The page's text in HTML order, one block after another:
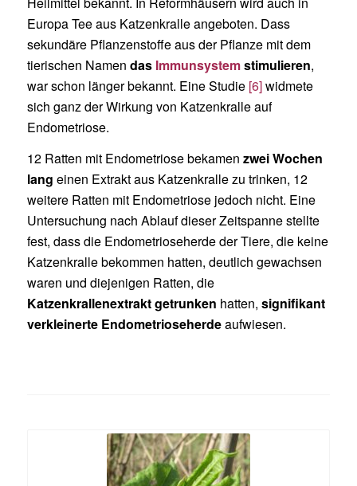
Europa Tee aus Katzenkralle angeboten. Dass
sekundäre Pflanzenstoffe aus der Pflanze mit dem
tierischen Namen das Immunsystemstimulieren,
war schon länger bekannt. Eine Studie [6]widmete
sich ganz der Wirkung von Katzenkralle auf
Endometriose.
12 Ratten mit Endometriose bekamen zwei Wochen
lang einen Extrakt aus Katzenkralle zu trinken, 12
weitere Ratten mit Endometriose jedoch nicht. Eine
Untersuchung nach Ablauf dieser Zeitspanne stellte
fest, dass die Endometrioseherde der Tiere, die keine
Katzenkralle bekommen hatten, deutlich gewachsen
waren und diejenigen Ratten, die
Katzenkrallenextraktgetrunken hatten, signifikant
verkleinerte Endometrioseherdeaufwiesen.